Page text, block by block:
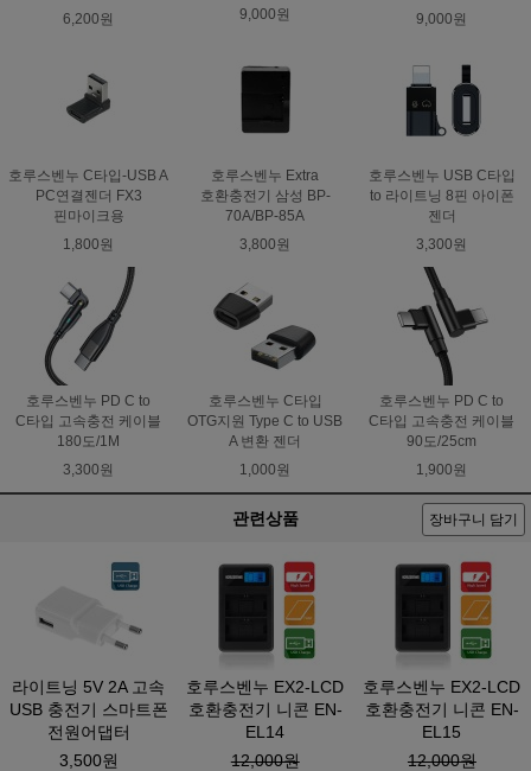
6,200원
9,000원
9,000원
호루스벤누 C타입-USB A
PC연결젠더 FX3
핀마이크용
1,800원
호루스벤누 Extra
호환충전기 삼성 BP-
70A/BP-85A
3,800원
호루스벤누 USB C타입
to 라이트닝 8핀 아이폰
젠더
3,300원
호루스벤누 PD C to
C타입 고속충전 케이블
180도/1M
3,300원
호루스벤누 C타입
OTG지원 Type C to USB
A 변환 젠더
1,000원
호루스벤누 PD C to
C타입 고속충전 케이블
90도/25cm
1,900원
관련상품 장바구니 담기
라이트닝 5V 2A 고속
USB 충전기 스마트폰
전원어댑터
3,500원
호루스벤누 EX2-LCD
호환충전기 니콘 EN-
EL14
12,000원
호루스벤누 EX2-LCD
호환충전기 니콘 EN-
EL15
12,000원